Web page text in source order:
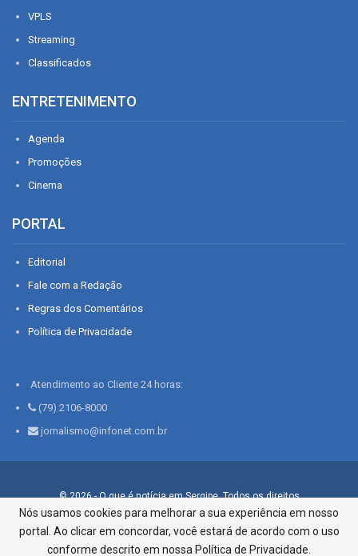
VPLS
Streaming
Classificados
ENTRETENIMENTO
Agenda
Promoções
Cinema
PORTAL
Editorial
Fale com a Redação
Regras dos Comentários
Política de Privacidade
Atendimento ao Cliente 24 horas:
(79) 2106-8000
jornalismo@infonet.com.br
© 2026 - O que é notícia em Sergipe. Todos os direitos
reservados.
Infonet - Rua Monsenhor Silveira 276, Bairro São José |
Aracaju-SE, CEP 49015-030, Fone: 79.2106.8000 - CI Centro de
Nós usamos cookies para melhorar a sua experiência em nosso
portal. Ao clicar em concordar, você estará de acordo com o uso
conforme descrito em nossa Política de Privacidade.